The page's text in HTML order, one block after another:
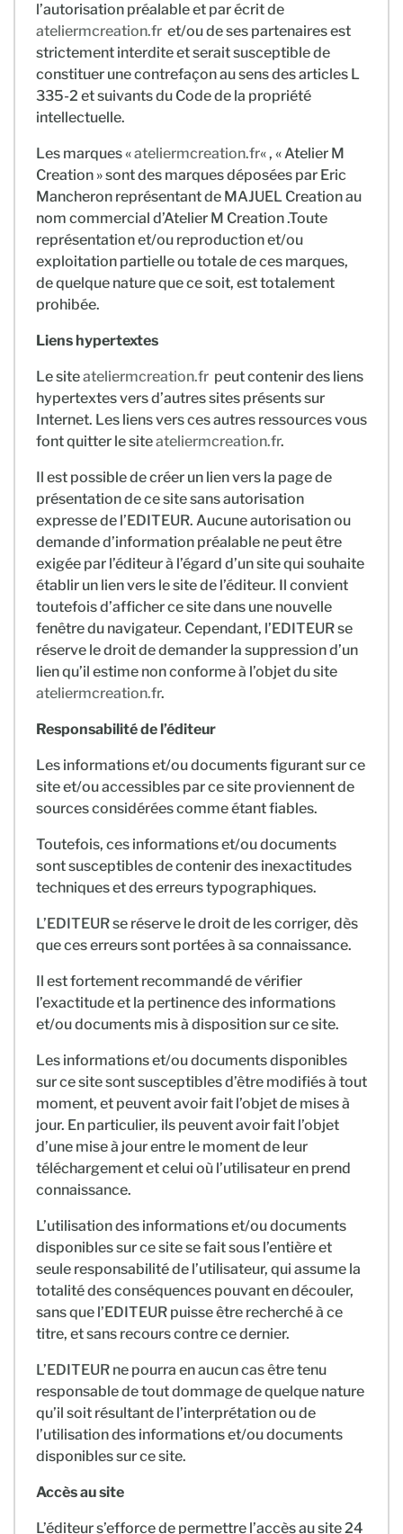
l’autorisation préalable et par écrit de
ateliermcreation.fr et/ou de ses partenaires est
strictement interdite et serait susceptible de
constituer une contrefaçon au sens des articles L
335-2 et suivants du Code de la propriété
intellectuelle.
Les marques «ateliermcreation.fr« , « Atelier M
Creation » sont des marques déposées par Eric
Mancheron représentant de MAJUEL Creation au
nom commercial d’Atelier M Creation .Toute
représentation et/ou reproduction et/ou
exploitation partielle ou totale de ces marques,
de quelque nature que ce soit, est totalement
prohibée.
Liens hypertextes
Le siteateliermcreation.fr peut contenir des liens
hypertextes vers d’autres sites présents sur
Internet. Les liens vers ces autres ressources vous
font quitter le siteateliermcreation.fr.
Il est possible de créer un lien vers la page de
présentation de ce site sans autorisation
expresse de l’EDITEUR. Aucune autorisation ou
demande d’information préalable ne peut être
exigée par l’éditeur à l’égard d’un site qui souhaite
établir un lien vers le site de l’éditeur. Il convient
toutefois d’afficher ce site dans une nouvelle
fenêtre du navigateur. Cependant, l’EDITEUR se
réserve le droit de demander la suppression d’un
lien qu’il estime non conforme à l’objet du site
ateliermcreation.fr.
Responsabilité de l’éditeur
Les informations et/ou documents figurant sur ce
site et/ou accessibles par ce site proviennent de
sources considérées comme étant fiables.
Toutefois, ces informations et/ou documents
sont susceptibles de contenir des inexactitudes
techniques et des erreurs typographiques.
L’EDITEUR se réserve le droit de les corriger, dès
que ces erreurs sont portées à sa connaissance.
Il est fortement recommandé de vérifier
l’exactitude et la pertinence des informations
et/ou documents mis à disposition sur ce site.
Les informations et/ou documents disponibles
sur ce site sont susceptibles d’être modifiés à tout
moment, et peuvent avoir fait l’objet de mises à
jour. En particulier, ils peuvent avoir fait l’objet
d’une mise à jour entre le moment de leur
téléchargement et celui où l’utilisateur en prend
connaissance.
L’utilisation des informations et/ou documents
disponibles sur ce site se fait sous l’entière et
seule responsabilité de l’utilisateur, qui assume la
totalité des conséquences pouvant en découler,
sans que l’EDITEUR puisse être recherché à ce
titre, et sans recours contre ce dernier.
L’EDITEUR ne pourra en aucun cas être tenu
responsable de tout dommage de quelque nature
qu’il soit résultant de l’interprétation ou de
l’utilisation des informations et/ou documents
disponibles sur ce site.
Accès au site
L’éditeur s’efforce de permettre l’accès au site 24